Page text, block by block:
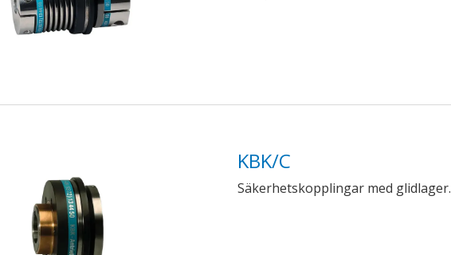
KBK/C
Säkerhetskopplingar med glidlager.